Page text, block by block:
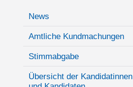
News
Amtliche Kundmachungen
Stimmabgabe
Übersicht der Kandidatinnen